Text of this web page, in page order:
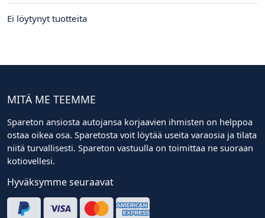
Ei löytynyt tuotteita
MITÄ ME TEEMME
Spareton ansiosta autojansa korjaavien ihmisten on helppoa
ostaa oikea osa. Sparetosta voit löytää useita varaosia ja tilata
niitä turvallisesti. Spareton vastuulla on toimittaa ne suoraan
kotiovellesi.
Hyväksymme seuraavat